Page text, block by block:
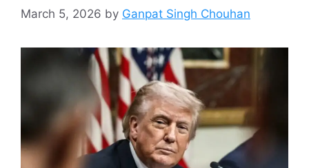
March 5, 2026 by Ganpat Singh Chouhan